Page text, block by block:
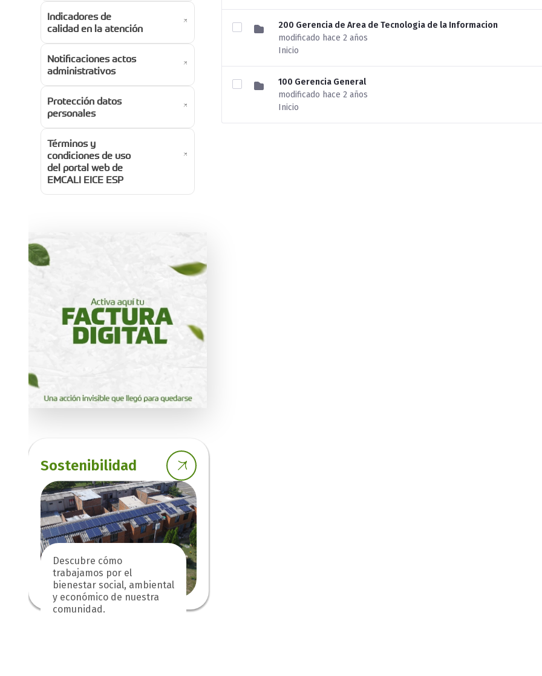
Indicadores de
calidad en la atención
Notificaciones actos
administrativos
Protección datos
personales
Términos y
condiciones de uso
del portal web de
EMCALI EICE ESP
Sostenibilidad
Descubre cómo
trabajamos por el
bienestar social, ambiental
y económico de nuestra
comunidad.
200 Gerencia de Area de Tecnologia de la Informacion
modificado hace 2 años
Inicio
100 Gerencia General
modificado hace 2 años
Inicio